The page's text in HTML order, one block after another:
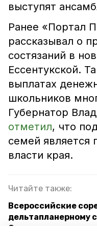
выступят
Ранее «Портал
рассказывал о
состязаний в
Ессентукской.
выплатах
школьников
Губернатор
отметил, что
семей является
власти края.
Читайте также:
Всероссийские
дельтапланерному
Ставропольском